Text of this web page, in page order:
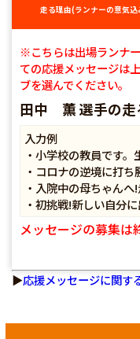
走る理由(ランナーの意気込
※こちらは出場ランナ
ての応援メッセージは
ブを選んでください。
田中 薫 選手の走
入力例
・小学校の教員です
・コロナの逆境に打
・入院中の母ちゃん
・初挑戦!新しい自分
メッセージの募集は
▶応援メッセージに関す